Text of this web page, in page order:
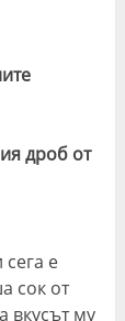
дроб от
е
сок от
вкусът му